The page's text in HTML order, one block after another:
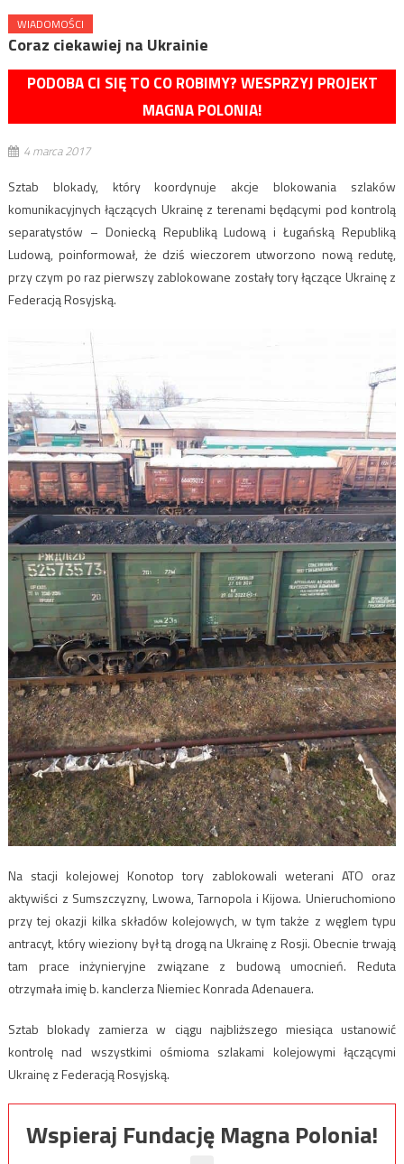
WIADOMOŚCI
Coraz ciekawiej na Ukrainie
PODOBA CI SIĘ TO CO ROBIMY? WESPRZYJ PROJEKT
MAGNA POLONIA!
4 marca 2017
Sztab blokady, który koordynuje akcje blokowania szlaków
komunikacyjnych łączących Ukrainę z terenami będącymi pod kontrolą
separatystów – Doniecką Republiką Ludową i Ługańską Republiką
Ludową, poinformował, że dziś wieczorem utworzono nową redutę,
przy czym po raz pierwszy zablokowane zostały tory łączące Ukrainę z
Federacją Rosyjską.
Na stacji kolejowej Konotop tory zablokowali weterani ATO oraz
aktywiści z Sumszczyzny, Lwowa, Tarnopola i Kijowa. Unieruchomiono
przy tej okazji kilka składów kolejowych, w tym także z węglem typu
antracyt, który wieziony był tą drogą na Ukrainę z Rosji. Obecnie trwają
tam prace inżynieryjne związane z budową umocnień. Reduta
otrzymała imię b. kanclerza Niemiec Konrada Adenauera.
Sztab blokady zamierza w ciągu najbliższego miesiąca ustanowić
kontrolę nad wszystkimi ośmioma szlakami kolejowymi łączącymi
Ukrainę z Federacją Rosyjską.
Wspieraj Fundację Magna Polonia!